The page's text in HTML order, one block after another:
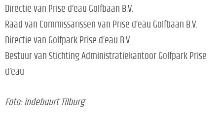
Directie van Prise d’eau Golfbaan B.V.
Raad van Commissarissen van Prise d’eau Golfbaan B.V.
Directie van Golfpark Prise d’eau B.V.
Bestuur van Stichting Administratiekantoor Golfpark Prise
d’eau
Foto: indebuurt Tilburg